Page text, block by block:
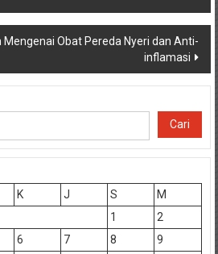
Mengenai Obat Pereda Nyeri dan Anti-
inflamasi
Cari
K J S
M
1
2
6 7 8
9